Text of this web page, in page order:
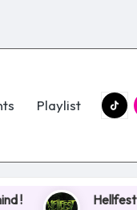
Playlist
Hellfest 2026 : Les